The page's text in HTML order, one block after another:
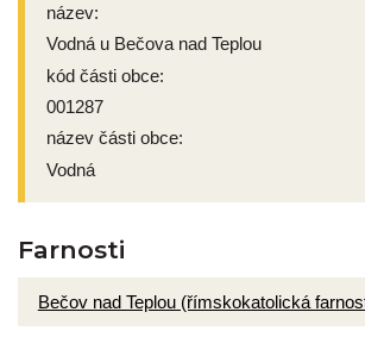
název:
Vodná u Bečova nad Teplou
kód části obce:
001287
název části obce:
Vodná
Farnosti
Bečov nad Teplou (římskokatolická